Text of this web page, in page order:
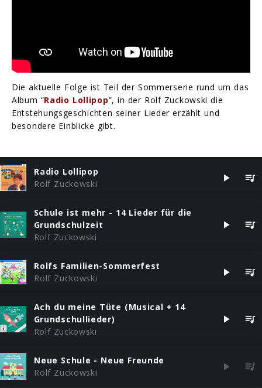
Die aktuelle Folge ist Teil der Sommerserie rund um das
Album “Radio Lollipop”, in der Rolf Zuckowski die
Entstehungsgeschichten seiner Lieder erzählt und
besondere Einblicke gibt.
Radio Lollipop
Rolf Zuckowski
Schule ist mehr - 14 Lieder für die
Grundschulzeit
Rolf Zuckowski
Rolfs Familien-Sommerfest
Rolf Zuckowski
Ach du meine Tüte (Musical + 14
Grundschullieder)
Rolf Zuckowski
Neue Schule - Neue Freunde
Rolf Zuckowski